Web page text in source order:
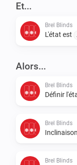
Et...
Brel Blinds
L'état est
Alors...
Brel Blinds
Définir
Brel Blinds
Brel Blinds